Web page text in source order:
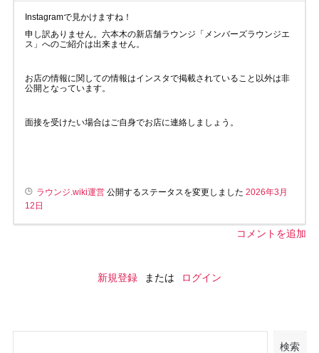
Instagramで見かけますね！
申し訳ありません。六本木の新店舗ラウンジ「メンバーズラウンジエ
ス」へのご紹介は出来ません。
お店の情報に関しての情報はインスタで掲載されていること以外は非
公開となっています。
面接を受けたい場合はご自身でお店に連絡しましょう。
ラウンジ.wiki運営公開するステータスを変更しました 2026年3月
12日
コメントを追加
新規登録 または ログイン
検索